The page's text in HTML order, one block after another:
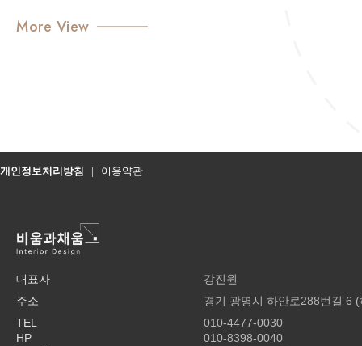
More View
개인정보처리방침 | 이용약관
대표자
강진원
주소
경기 광명시 하안로288번길 6
TEL
010-4477-0030
HP
010-8398-0040